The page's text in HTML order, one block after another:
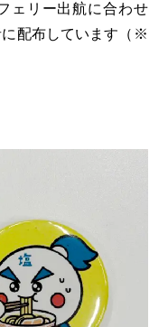
ェリー出航に合わせ
配布しています（※